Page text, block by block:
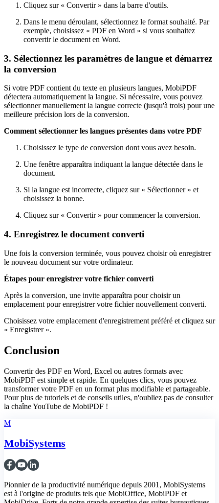
Cliquez sur « Convertir » dans la barre d'outils.
Dans le menu déroulant, sélectionnez le format souhaité. Par
exemple, choisissez « PDF en Word » si vous souhaitez
convertir le document en Word.
3. Sélectionnez les paramètres de langue et démarrez
la conversion
Si votre PDF contient du texte en plusieurs langues, MobiPDF
détectera automatiquement la langue. Si nécessaire, vous pouvez
sélectionner manuellement la langue correcte (jusqu'à trois) pour une
meilleure précision lors de la conversion.
Comment sélectionner les langues présentes dans votre PDF
Choisissez le type de conversion dont vous avez besoin.
Une fenêtre apparaîtra indiquant la langue détectée dans le
document.
Si la langue est incorrecte, cliquez sur « Sélectionner » et
choisissez la bonne.
Cliquez sur « Convertir » pour commencer la conversion.
4. Enregistrez le document converti
Une fois la conversion terminée, vous pouvez choisir où enregistrer
le nouveau document sur votre ordinateur.
Étapes pour enregistrer votre fichier converti
Après la conversion, une invite apparaîtra pour choisir un
emplacement pour enregistrer votre fichier nouvellement converti.
Choisissez votre emplacement d'enregistrement préféré et cliquez sur
« Enregistrer ».
Conclusion
Convertir des PDF en Word, Excel ou autres formats avec
MobiPDF est simple et rapide. En quelques clics, vous pouvez
transformer votre PDF en un format plus modifiable et partageable.
Pour plus de tutoriels et de conseils utiles, n'oubliez pas de consulter
la chaîne YouTube de MobiPDF !
M
MobiSystems
Pionnier de la productivité numérique depuis 2001, MobiSystems
est à l'origine de produits tels que MobiOffice, MobiPDF et